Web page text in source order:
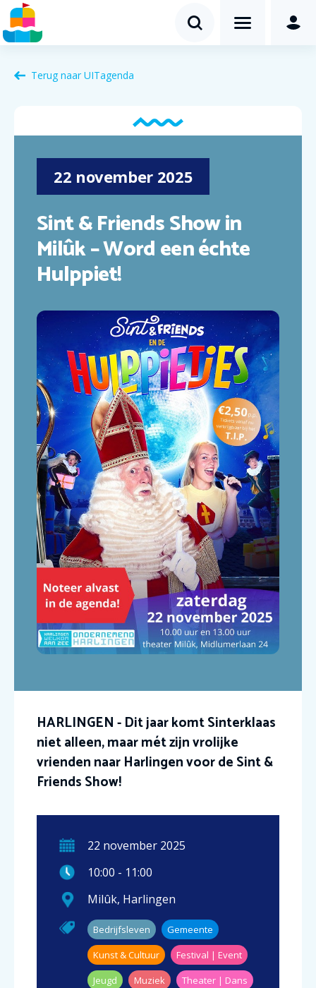
Terug naar UITagenda
22 november 2025
Sint & Friends Show in
Milûk – Word een échte
Hulppiet!
HARLINGEN - Dit jaar komt Sinterklaas
niet alleen, maar mét zijn vrolijke
vrienden naar Harlingen voor de Sint &
Friends Show!
22 november 2025
10:00 - 11:00
Milûk, Harlingen
Bedrijfsleven
Gemeente
Kunst & Cultuur
Festival | Event
Jeugd
Muziek Theater | Dans